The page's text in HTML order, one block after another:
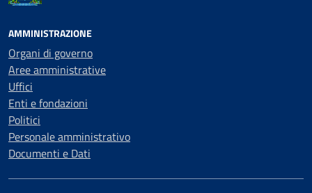
AMMINISTRAZIONE
Organi di governo
Aree amministrative
Uffici
Enti e fondazioni
Politici
Personale amministrativo
Documenti e Dati